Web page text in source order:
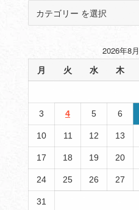
2026年8月
月 火 水 木
3 4 5 6
10 11 12 13
17 18 19 20
24 25 26 27
31